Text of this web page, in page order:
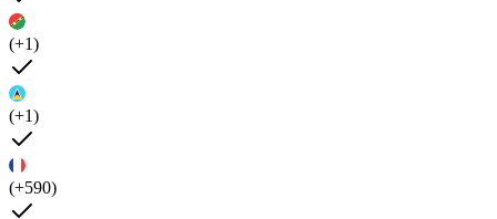
(+1)
(+1)
(+590)